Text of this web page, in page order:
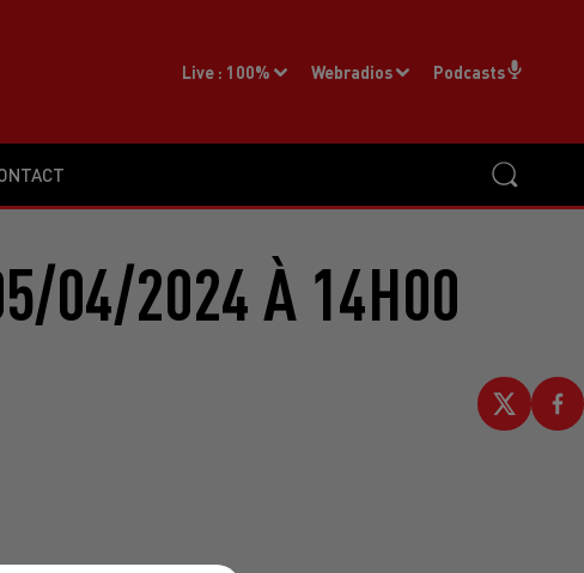
Live : 100% Webradios Podcasts
04/2024 À 14H00